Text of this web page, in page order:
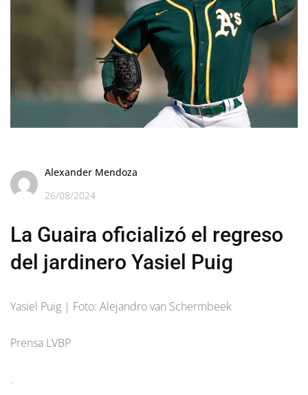
Alexander Mendoza
26/08/2024
La Guaira oficializó el regreso
del jardinero Yasiel Puig
Yasiel Puig | Foto: Alejandro van Schermbeek
Prensa LVBP
.